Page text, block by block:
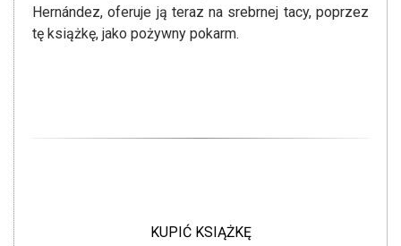
Hernández, oferuje ją teraz na srebrnej tacy, poprzez
tę książkę, jako pożywny pokarm.
KUPIĆ KSIĄŻKĘ